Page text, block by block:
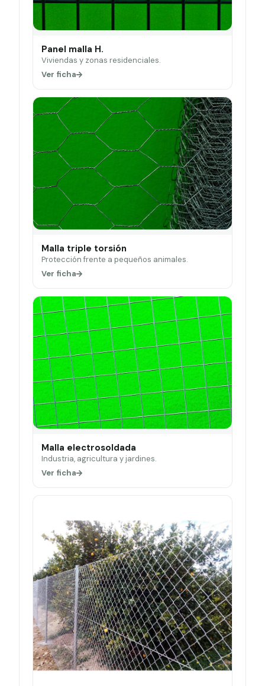
Panel malla H.
Viviendas y zonas residenciales.
Ver ficha
Malla triple torsión
Protección frente a pequeños animales.
Ver ficha
Malla electrosoldada
Industria, agricultura y jardines.
Ver ficha